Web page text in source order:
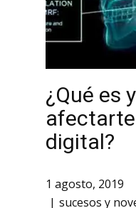
¿Qué es
digital?
1 agosto, 2019
sucesos y